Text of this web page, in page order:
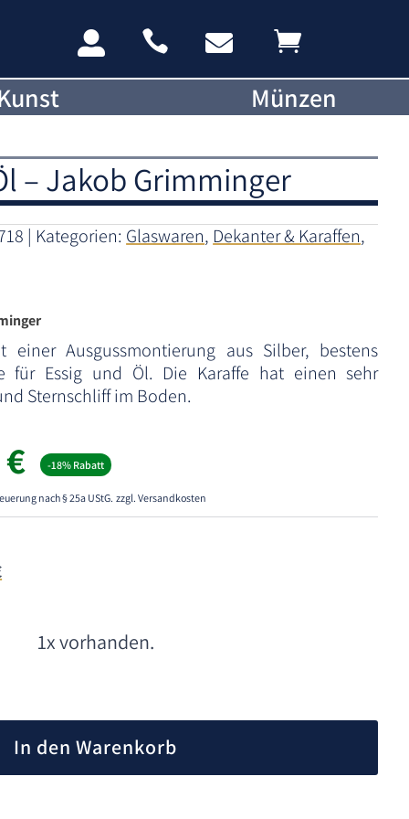
   
Münzen
– Jakob Grimminger
Kategorien: Glaswaren, Dekanter & Karaffen,
einer Ausgussmontierung aus Silber, bestens
für Essig und Öl. Die Karaffe hat einen sehr
Sternschliff im Boden.
€Aktueller
Preis
ist:
80,00 €.
-18% Rabatt
nach § 25a UStG. zzgl. Versandkosten
1x vorhanden.
In den Warenkorb